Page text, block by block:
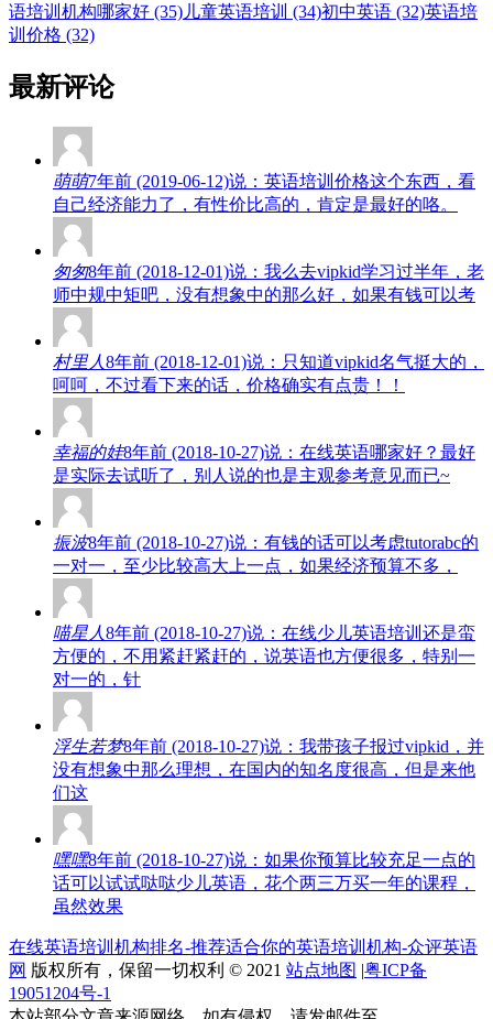
语培训机构哪家好 (35) 儿童英语培训 (34)初中英语 (32)英语培
训价格 (32)
最新评论
萌萌7年前 (2019-06-12)说：英语培训价格这个东西，看
自己经济能力了，有性价比高的，肯定是最好的咯。
匆匆8年前 (2018-12-01)说：我么去vipkid学习过半年，老
师中规中矩吧，没有想象中的那么好，如果有钱可以考
村里人8年前 (2018-12-01)说：只知道vipkid名气挺大的，
呵呵，不过看下来的话，价格确实有点贵！！
幸福的娃8年前 (2018-10-27)说：在线英语哪家好？最好
是实际去试听了，别人说的也是主观参考意见而已~
振波8年前 (2018-10-27)说：有钱的话可以考虑tutorabc的
一对一，至少比较高大上一点，如果经济预算不多，
喵星人8年前 (2018-10-27)说：在线少儿英语培训还是蛮
方便的，不用紧赶紧赶的，说英语也方便很多，特别一
对一的，针
浮生若梦8年前 (2018-10-27)说：我带孩子报过vipkid，并
没有想象中那么理想，在国内的知名度很高，但是来他
们这
嘿嘿8年前 (2018-10-27)说：如果你预算比较充足一点的
话可以试试哒哒少儿英语，花个两三万买一年的课程，
虽然效果
在线英语培训机构排名-推荐适合你的英语培训机构-众评英语
网 版权所有，保留一切权利 © 2021 站点地图 |粤ICP备
19051204号-1